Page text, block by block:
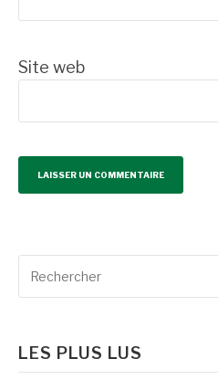
Site web
Recherche
LES PLUS LUS